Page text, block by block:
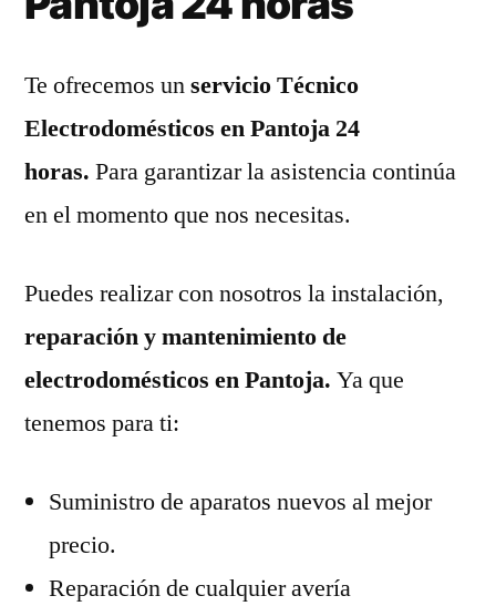
Te ofrecemos unservicio Técnico
Electrodomésticos en Pantoja 24
horas. Para garantizar la asistencia continúa
en el momento que nos necesitas.
Puedes realizar con nosotros la instalación,
reparación y mantenimiento de
electrodomésticos en Pantoja. Ya que
tenemos para ti:
Suministro de aparatos nuevos al mejor
precio.
Reparación de cualquier avería